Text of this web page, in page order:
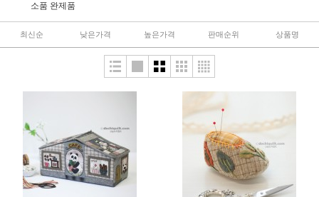
소품 완제품
최신순 낮은가격 높은가격 판매순위 상품명